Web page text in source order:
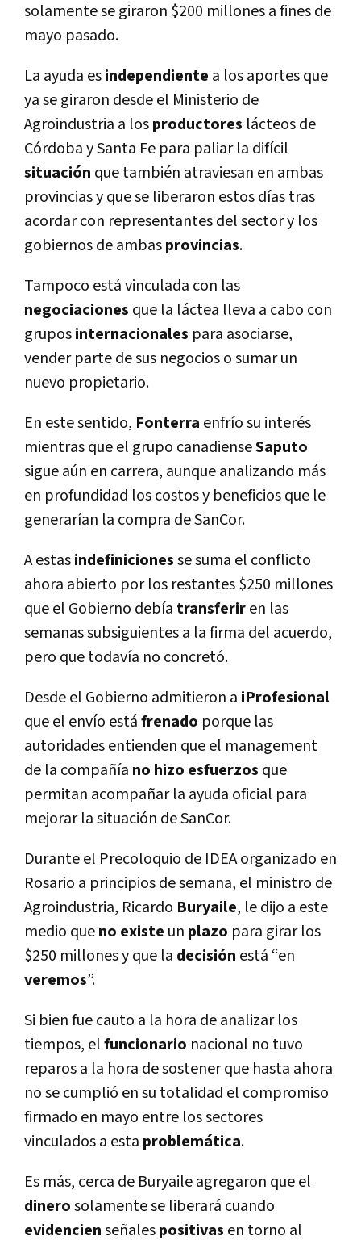
solamente se giraron $200 millones a fines de
mayo pasado.
La ayuda esindependiente a los aportes que
ya se giraron desde el Ministerio de
Agroindustria a losproductores lácteos de
Córdoba y Santa Fe para paliar la difícil
situación que también atraviesan en ambas
provincias y que se liberaron estos días tras
acordar con representantes del sector y los
gobiernos de ambasprovincias.
Tampoco está vinculada con las
negociaciones que la láctea lleva a cabo con
gruposinternacionales para asociarse,
vender parte de sus negocios o sumar un
nuevo propietario.
En este sentido, Fonterra enfrío su interés
mientras que el grupo canadienseSaputo
sigue aún en carrera, aunque analizando más
en profundidad los costos y beneficios que le
generarían la compra de SanCor.
A estasindefinicionesse suma el conflicto
ahora abierto por los restantes $250 millones
que el Gobierno debía transferiren las
semanas subsiguientes a la firma del acuerdo,
pero que todavía no concretó.
Desde el Gobierno admitieron a iProfesional
que el envío estáfrenado porque las
autoridades entienden que el management
de la compañía no hizo esfuerzos que
permitan acompañar la ayuda oficial para
mejorar la situación de SanCor.
Durante el Precoloquio de IDEA organizado en
Rosario a principios de semana, el ministro de
Agroindustria, Ricardo Buryaile, le dijo a este
medio queno existe un plazo para girar los
$250 millones y que la decisión está “en
veremos”.
Si bien fue cauto a la hora de analizar los
tiempos, elfuncionario nacional no tuvo
reparos a la hora de sostener que hasta ahora
no se cumplió en su totalidad el compromiso
firmado en mayo entre los sectores
vinculados a esta problemática.
Es más, cerca de Buryaile agregaron que el
dinerosolamente se liberará cuando
evidencienseñalespositivas en torno al